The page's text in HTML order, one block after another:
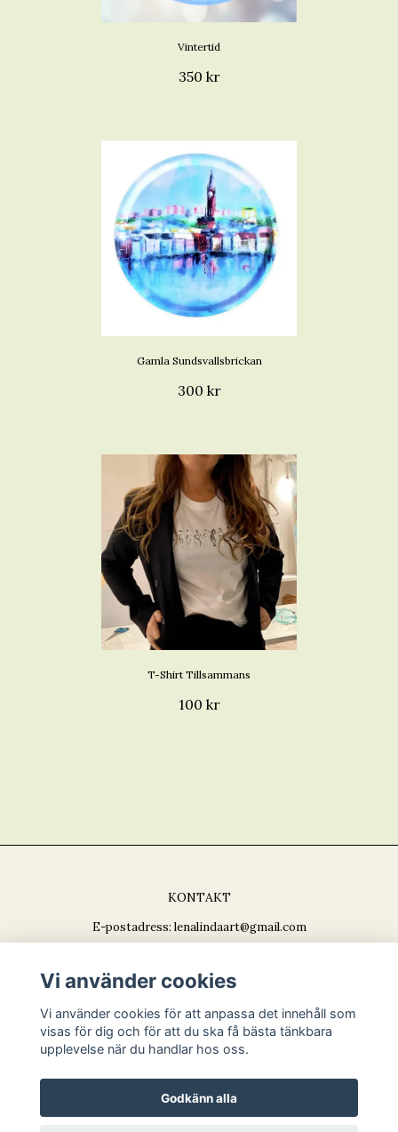
Vintertid
350 kr
Gamla Sundsvallsbrickan
300 kr
T-Shirt Tillsammans
100 kr
KONTAKT
E-postadress: lenalindaart@gmail.com
Vi använder cookies
Vi använder cookies för att anpassa det innehåll som
visas för dig och för att du ska få bästa tänkbara
upplevelse när du handlar hos oss.
Godkänn alla